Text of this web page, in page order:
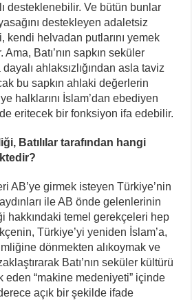
desteklenebilir. Ve bütün bunlar
destekleyen adaletsiz
kendi helvadan putlarını yemek
Batı’nın sapkın seküler
ahlaksızlığından asla taviz
bu sapkın ahlaki değerlerin
halklarını İslam’dan ebediyen
eritecek bir fonksiyon ifa edebilir.
Batılılar tarafından hangi
AB’ye girmek isteyen Türkiye’nin
ile AB önde gelenlerinin
hakkındaki temel gerekçeleri hep
Türkiye’yi yeniden İslam’a,
dönmekten alıkoymak ve
Batı’nın seküler kültürü
eden “makine medeniyeti” içinde
açık bir şekilde ifade